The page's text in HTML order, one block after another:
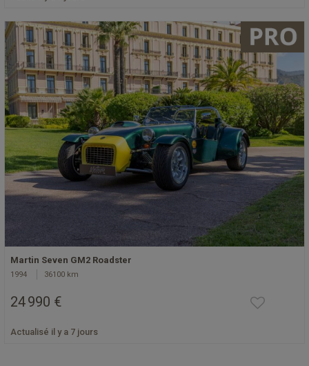
Martin Seven GM2 Roadster
1994 36100 km
24 990 €
Actualisé il y a 7 jours